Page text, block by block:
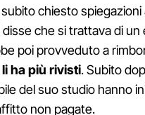
subito chiesto spiegazioni
disse che si trattava di
poi provveduto a
ha più rivisti. Subito
del suo studio hanno
non pagate.